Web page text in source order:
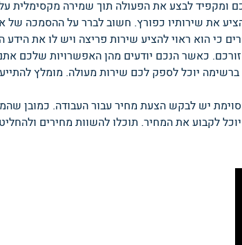
ומקפיד לבצע את הפעולה תוך שמירה מקסימלית
את שירותיו כפורץ. חשוב לברר על ההסמכה של
כי הוא ראוי להציע שירות פריצה ויש לו את הידע
כאשר הנכם יודעים מהן האפשרויות שלכם
יוכל לספק לכם שירות מעולה. מומלץ
יש לבקש הצעת מחיר עבור העבודה. כמובן
לקבוע את המחיר. תוכלו להשוות מחירים